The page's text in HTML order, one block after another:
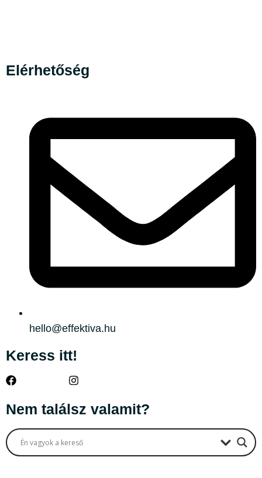
Elérhetőség
hello@effektiva.hu
Keress itt!
Nem találsz valamit?